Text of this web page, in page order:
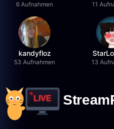
6 Aufnahmen 11
kandyfloz
53 Aufnahmen 13